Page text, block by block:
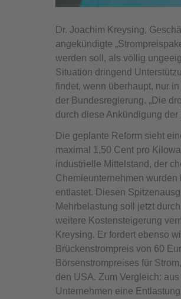
Dr. Joachim Kreysing,
angekündigte
werden soll, als völlig
Situation dringend
findet, wenn überhaupt, nur
der Bundesregierung. „Die
durch diese Ankündigung
Die geplante Reform sieht
maximal 1,50 Cent pro
industrielle Mittelstand, der
Chemieunternehmen wurden
entlastet. Diesen
Mehrbelastung soll jetzt
weitere Kostensteigerung
Kreysing. Er fordert ebenso
Brückenstrompreis von 60
Börsenstrompreises für
den USA. Zum Vergleich:
Unternehmen eine